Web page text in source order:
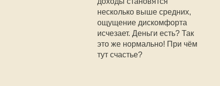
несколько выше средних,
ощущение дискомфорта
исчезает. Деньги есть? Так
это же нормально! При чём
тут счастье?